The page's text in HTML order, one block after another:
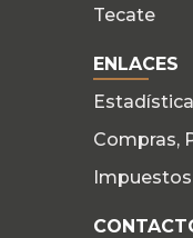
Tecate
ENLACES
Compras,